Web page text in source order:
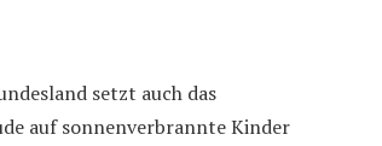
setzt auch das
auf sonnenverbrannte Kinder